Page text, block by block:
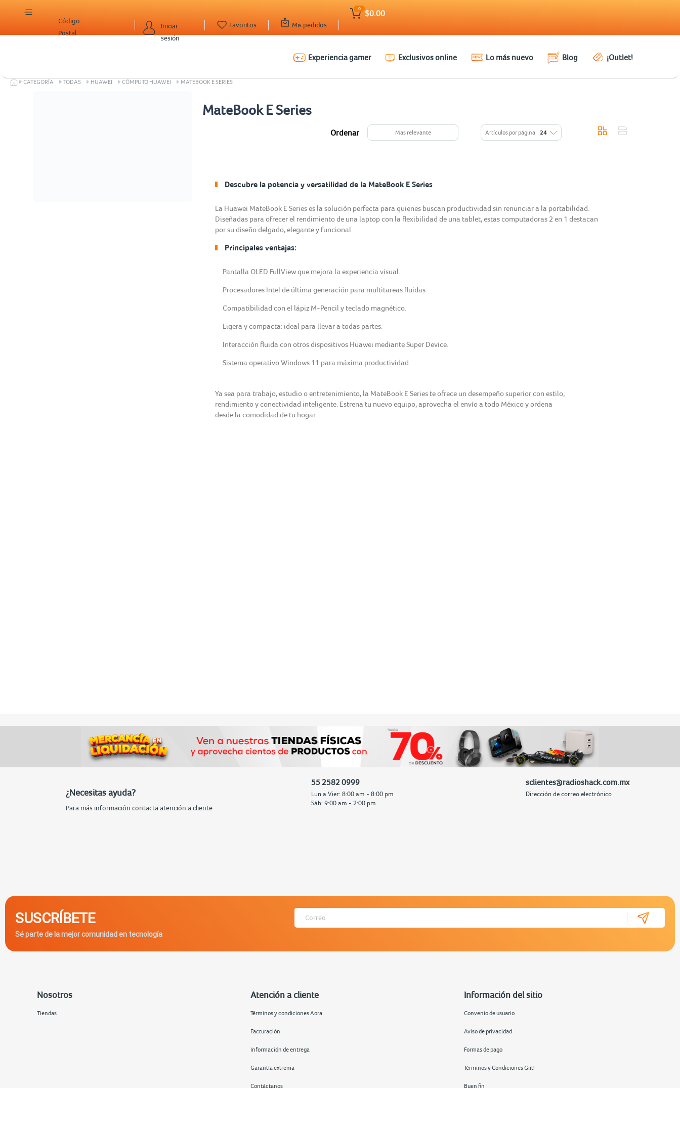
Iniciar
sesión
Código
Postal
Mis pedidos
Favoritos
0
$0.00
Experiencia gamer Exclusivos online Lo más nuevo Blog ¡Outlet!
CATEGORÍA TODAS HUAWEI CÓMPUTO HUAWEI MATEBOOK E SERIES
MateBook E Series
Ordenar Mas relevante Artículos por página 24
Descubre la potencia y versatilidad de la MateBook E Series
La Huawei MateBook E Series es la solución perfecta para quienes buscan productividad sin renunciar a la portabilidad.
Diseñadas para ofrecer el rendimiento de una laptop con la flexibilidad de una tablet, estas computadoras 2 en 1 destacan
por su diseño delgado, elegante y funcional.
Principales ventajas:
Pantalla OLED FullView que mejora la experiencia visual.
Procesadores Intel de última generación para multitareas fluidas.
Compatibilidad con el lápiz M-Pencil y teclado magnético.
Ligera y compacta: ideal para llevar a todas partes.
Interacción fluida con otros dispositivos Huawei mediante Super Device.
Sistema operativo Windows 11 para máxima productividad.
Ya sea para trabajo, estudio o entretenimiento, la MateBook E Series te ofrece un desempeño superior con estilo,
rendimiento y conectividad inteligente. Estrena tu nuevo equipo, aprovecha el envío a todo México y ordena
desde la comodidad de tu hogar.
¿Necesitas ayuda?
Para más información contacta atención a cliente
55 2582 0999
Lun a Vier: 8:00 am - 8:00 pm
Sáb: 9:00 am - 2:00 pm
sclientes@radioshack.com.mx
Dirección de correo electrónico
SUSCRÍBETE
Sé parte de la mejor comunidad en tecnología
Nosotros
Tiendas
Atención a cliente
Términos y condiciones Aora
Facturación
Información de entrega
Garantía extrema
Contáctanos
Información del sitio
Convenio de usuario
Aviso de privacidad
Formas de pago
Términos y Condiciones Giit!
Buen fin